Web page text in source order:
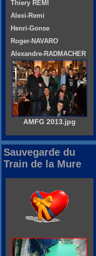
Thiery REMI
Alexi-Remi
Henri-Gonse
Roger-NAVARO
Alexandre-RADMACHER
AMFG 2013.jpg
Sauvegarde du
Train de la Mure